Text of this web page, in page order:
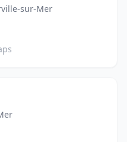
sur-Mer